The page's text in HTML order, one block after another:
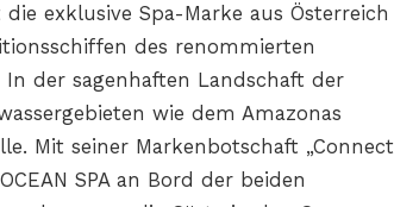
exklusive Spa-Marke aus Österreich
des renommierten
der sagenhaften Landschaft der
wie dem Amazonas
Mit seiner Markenbotschaft „Connect
SPA an Bord der beiden